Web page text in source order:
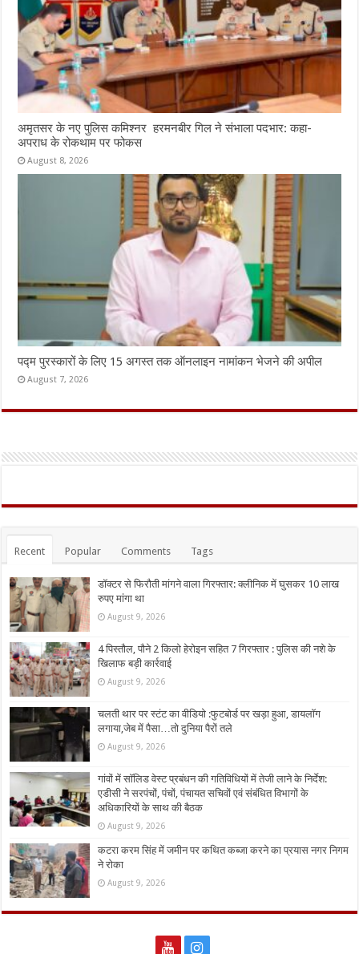
अमृतसर के नए पुलिस कमिश्नर हरमनबीर गिल ने संभाला पदभार: कहा-
अपराध के रोकथाम पर फोकस
August 8, 2026
पद्म पुरस्कारों के लिए 15 अगस्त तक ऑनलाइन नामांकन भेजने की अपील
August 7, 2026
Recent Popular Comments Tags
डॉक्टर से फिरौती मांगने वाला गिरफ्तार: क्लीनिक में घुसकर 10 लाख
रुपए मांगा था
August 9, 2026
4 पिस्तौल, पौने 2 किलो हेरोइन सहित 7 गिरफ्तार : पुलिस की नशे के
खिलाफ बड़ी कार्रवाई
August 9, 2026
चलती थार पर स्टंट का वीडियो :फुटबोर्ड पर खड़ा हुआ, डायलॉग
लगाया,जेब में पैसा…तो दुनिया पैरों तले
August 9, 2026
गांवों में सॉलिड वेस्ट प्रबंधन की गतिविधियों में तेजी लाने के निर्देश:
एडीसी ने सरपंचों, पंचों, पंचायत सचिवों एवं संबंधित विभागों के
अधिकारियों के साथ की बैठक
August 9, 2026
कटरा करम सिंह में जमीन पर कथित कब्जा करने का प्रयास नगर निगम
ने रोका
August 9, 2026